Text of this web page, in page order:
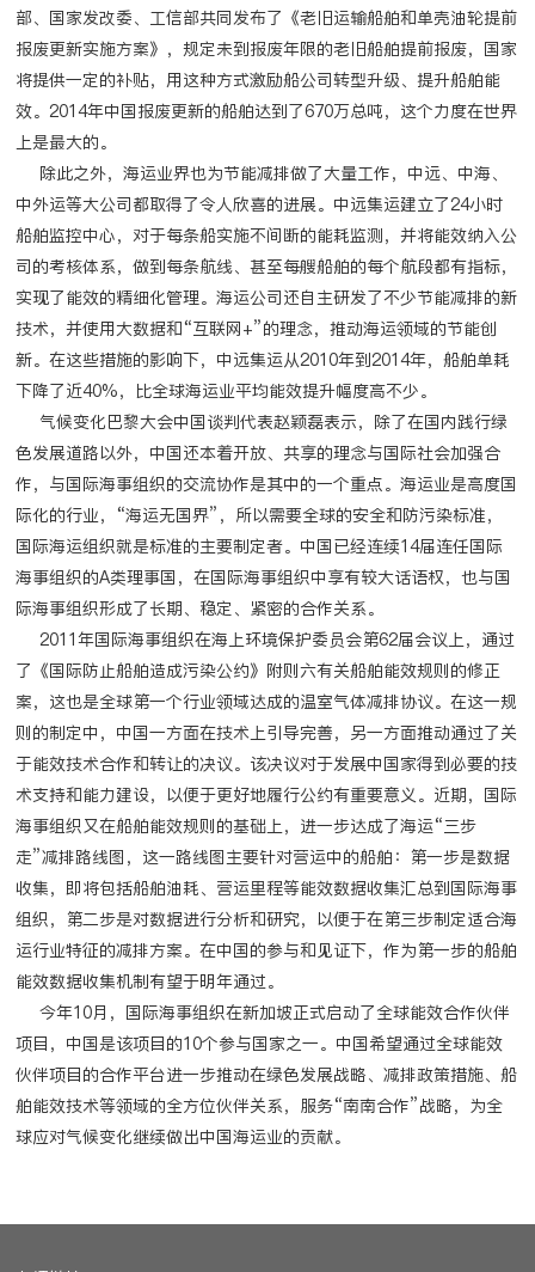
部、国家发改委、工信部共同发布了《老旧运输船舶和单壳油轮提前
报废更新实施方案》，规定未到报废年限的老旧船舶提前报废，国家
将提供一定的补贴，用这种方式激励船公司转型升级、提升船舶能
效。2014年中国报废更新的船舶达到了670万总吨，这个力度在世界
上是最大的。
除此之外，海运业界也为节能减排做了大量工作，中远、中海、
中外运等大公司都取得了令人欣喜的进展。中远集运建立了24小时
船舶监控中心，对于每条船实施不间断的能耗监测，并将能效纳入公
司的考核体系，做到每条航线、甚至每艘船舶的每个航段都有指标，
实现了能效的精细化管理。海运公司还自主研发了不少节能减排的新
技术，并使用大数据和“互联网+”的理念，推动海运领域的节能创
新。在这些措施的影响下，中远集运从2010年到2014年，船舶单耗
下降了近40%，比全球海运业平均能效提升幅度高不少。
气候变化巴黎大会中国谈判代表赵颖磊表示，除了在国内践行绿
色发展道路以外，中国还本着开放、共享的理念与国际社会加强合
作，与国际海事组织的交流协作是其中的一个重点。海运业是高度国
际化的行业，“海运无国界”，所以需要全球的安全和防污染标准，
国际海运组织就是标准的主要制定者。中国已经连续14届连任国际
海事组织的A类理事国，在国际海事组织中享有较大话语权，也与国
际海事组织形成了长期、稳定、紧密的合作关系。
2011年国际海事组织在海上环境保护委员会第62届会议上，通过
了《国际防止船舶造成污染公约》附则六有关船舶能效规则的修正
案，这也是全球第一个行业领域达成的温室气体减排协议。在这一规
则的制定中，中国一方面在技术上引导完善，另一方面推动通过了关
于能效技术合作和转让的决议。该决议对于发展中国家得到必要的技
术支持和能力建设，以便于更好地履行公约有重要意义。近期，国际
海事组织又在船舶能效规则的基础上，进一步达成了海运“三步
走”减排路线图，这一路线图主要针对营运中的船舶：第一步是数据
收集，即将包括船舶油耗、营运里程等能效数据收集汇总到国际海事
组织，第二步是对数据进行分析和研究，以便于在第三步制定适合海
运行业特征的减排方案。在中国的参与和见证下，作为第一步的船舶
能效数据收集机制有望于明年通过。
今年10月，国际海事组织在新加坡正式启动了全球能效合作伙伴
项目，中国是该项目的10个参与国家之一。中国希望通过全球能效
伙伴项目的合作平台进一步推动在绿色发展战略、减排政策措施、船
舶能效技术等领域的全方位伙伴关系，服务“南南合作”战略，为全
球应对气候变化继续做出中国海运业的贡献。